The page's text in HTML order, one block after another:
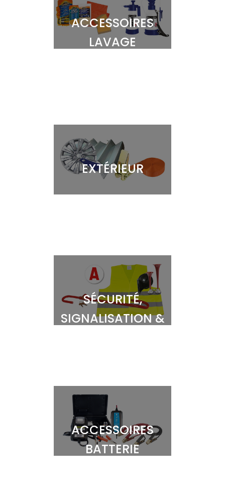
ACCESSOIRES
LAVAGE
EXTÉRIEUR
SÉCURITÉ,
SIGNALISATION &
ACCESSOIRES
BATTERIE